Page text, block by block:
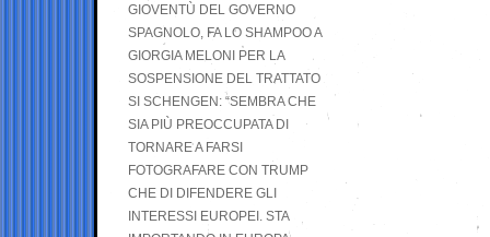
GIOVENTÙ DEL GOVERNO
SPAGNOLO, FA LO SHAMPOO A
GIORGIA MELONI PER LA
SOSPENSIONE DEL TRATTATO
SI SCHENGEN: “SEMBRA CHE
SIA PIÙ PREOCCUPATA DI
TORNARE A FARSI
FOTOGRAFARE CON TRUMP
CHE DI DIFENDERE GLI
INTERESSI EUROPEI. STA